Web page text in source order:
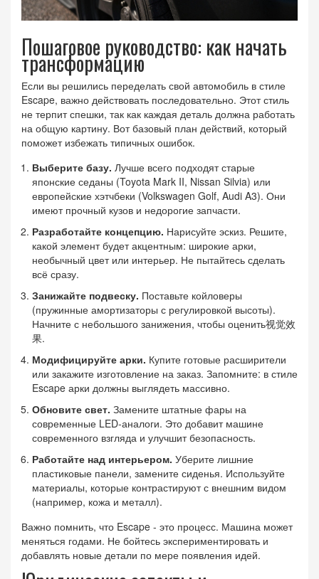
Пошаговое руководство: как начать
трансформацию
Если вы решились переделать свой автомобиль в стиле
Escape, важно действовать последовательно. Этот стиль
не терпит спешки, так как каждая деталь должна работать
на общую картину. Вот базовый план действий, который
поможет избежать типичных ошибок.
Выберите базу. Лучше всего подходят старые
японские седаны (Toyota Mark II, Nissan Silvia) или
европейские хэтчбеки (Volkswagen Golf, Audi A3). Они
имеют прочный кузов и недорогие запчасти.
Разработайте концепцию. Нарисуйте эскиз. Решите,
какой элемент будет акцентным: широкие арки,
необычный цвет или интерьер. Не пытайтесь сделать
всё сразу.
Занижайте подвеску. Поставьте койловеры
(пружинные амортизаторы с регулировкой высоты).
Начните с небольшого занижения, чтобы оценить视觉效
果.
Модифицируйте арки. Купите готовые расширители
или закажите изготовление на заказ. Запомните: в стиле
Escape арки должны выглядеть массивно.
Обновите свет. Замените штатные фары на
современные LED-аналоги. Это добавит машине
современного взгляда и улучшит безопасность.
Работайте над интерьером. Уберите лишние
пластиковые панели, замените сиденья. Используйте
материалы, которые контрастируют с внешним видом
(например, кожа и металл).
Важно помнить, что Escape - это процесс. Машина может
меняться годами. Не бойтесь экспериментировать и
добавлять новые детали по мере появления идей.